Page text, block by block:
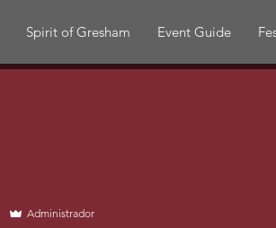
Spirit of Gresham Event Guide
Administrador